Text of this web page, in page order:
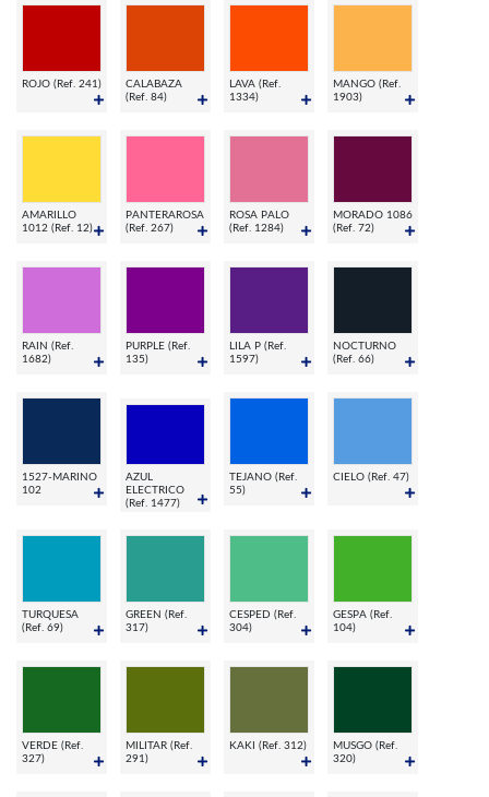
ROJO (Ref. 241)
CALABAZA
(Ref. 84)
LAVA (Ref.
1334)
MANGO (Ref.
1903)
AMARILLO
1012 (Ref. 12)
PANTERAROSA
(Ref. 267)
ROSA PALO
(Ref. 1284)
MORADO 1086
(Ref. 72)
RAIN (Ref.
1682)
PURPLE (Ref.
135)
LILA P (Ref.
1597)
NOCTURNO
(Ref. 66)
1527-MARINO
102
AZUL
ELECTRICO
(Ref. 1477)
TEJANO (Ref.
55)
CIELO (Ref. 47)
TURQUESA
(Ref. 69)
GREEN (Ref.
317)
CESPED (Ref.
304)
GESPA (Ref.
104)
VERDE (Ref.
327)
MILITAR (Ref.
291)
KAKI (Ref. 312)
MUSGO (Ref.
320)